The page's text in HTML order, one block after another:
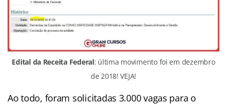
Edital da Receita Federal: última movimento foi em dezembro
de 2018! VEJA!
Ao todo, foram solicitadas 3.000 vagas para o